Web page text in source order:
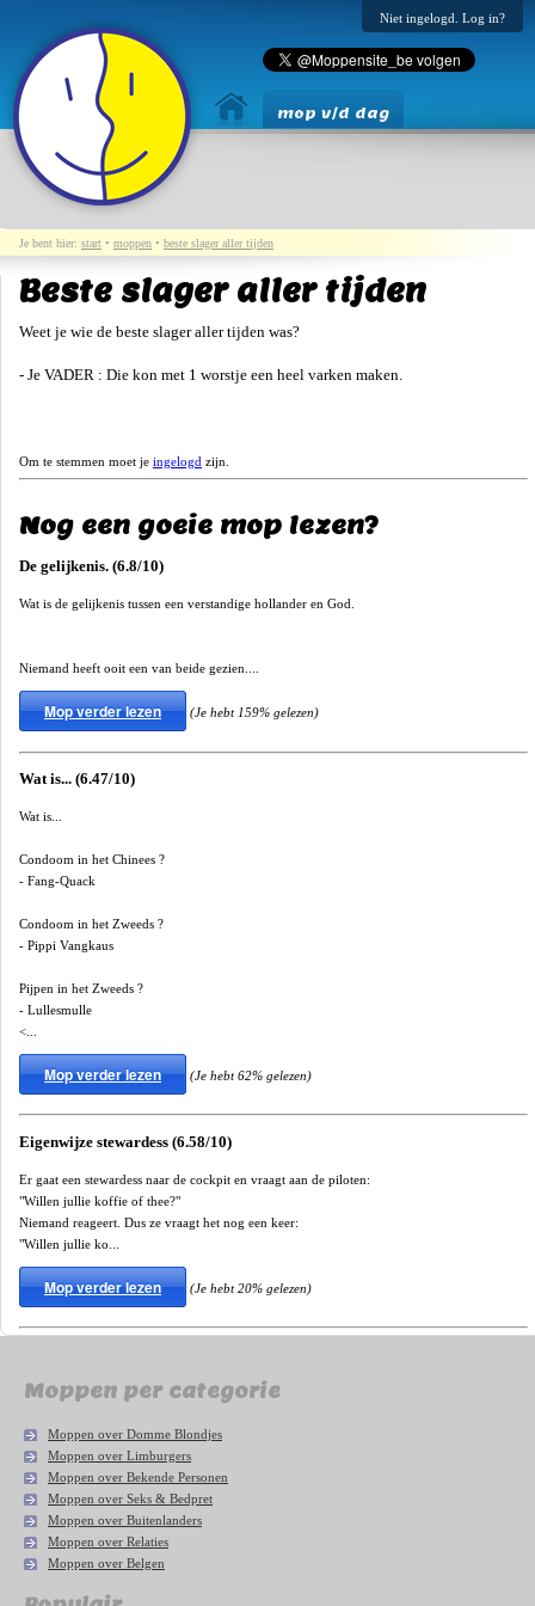
Niet ingelogd. Log in?
mop v/d dag
Je bent hier: start • moppen • beste slager aller tijden
Beste slager aller tijden
Weet je wie de beste slager aller tijden was?
- Je VADER : Die kon met 1 worstje een heel varken maken.
Om te stemmen moet je ingelogd zijn.
Nog een goeie mop lezen?
De gelijkenis. (6.8/10)
Wat is de gelijkenis tussen een verstandige hollander en God.
Niemand heeft ooit een van beide gezien....
Mop verder lezen (Je hebt 159% gelezen)
Wat is... (6.47/10)
Wat is...
Condoom in het Chinees ?
- Fang-Quack
Condoom in het Zweeds ?
- Pippi Vangkaus
Pijpen in het Zweeds ?
- Lullesmulle
<...
Mop verder lezen (Je hebt 62% gelezen)
Eigenwijze stewardess (6.58/10)
Er gaat een stewardess naar de cockpit en vraagt aan de piloten:
"Willen jullie koffie of thee?"
Niemand reageert. Dus ze vraagt het nog een keer:
"Willen jullie ko...
Mop verder lezen (Je hebt 20% gelezen)
Moppen per categorie
Moppen over Domme Blondjes
Moppen over Limburgers
Moppen over Bekende Personen
Moppen over Seks & Bedpret
Moppen over Buitenlanders
Moppen over Relaties
Moppen over Belgen